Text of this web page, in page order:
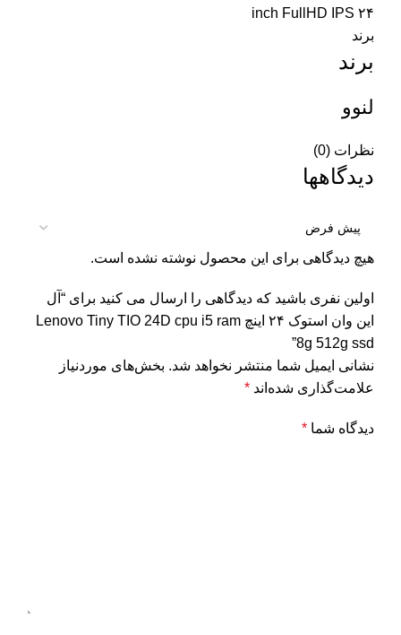
۲۴ inch FullHD IPS
برند
برند
لنوو
نظرات (0)
دیدگاهها
هیچ دیدگاهی برای این محصول نوشته نشده است.
اولین نفری باشید که دیدگاهی را ارسال می کنید برای “آل
این وان استوک ۲۴ اینچ Lenovo Tiny TIO 24D cpu i5 ram
8g 512g ssd”
نشانی ایمیل شما منتشر نخواهد شد. بخش‌های موردنیاز
علامت‌گذاری شده‌اند *
دیدگاه شما *